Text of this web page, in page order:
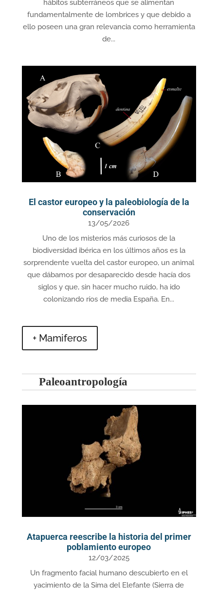
hábitos subterráneos que se alimentan
fundamentalmente de lombrices y que debido a
ello poseen una gran relevancia como herramienta
de...
El castor europeo y la paleobiología de la
conservación
13/05/2026
Uno de los misterios más curiosos de la
biodiversidad ibérica en los últimos años es la
sorprendente vuelta del castor europeo, un animal
que dábamos por desaparecido desde hacía dos
siglos y que, sin hacer mucho ruido, ha ido
colonizando ríos de media España. En...
+ Mamiferos
Paleoantropología
Atapuerca reescribe la historia del primer
poblamiento europeo
12/03/2025
Un fragmento facial humano descubierto en el
yacimiento de la Sima del Elefante (Sierra de